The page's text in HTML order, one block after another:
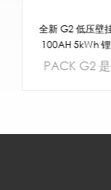
全新 G2 低压壁
100AH 5kWh
储能系统